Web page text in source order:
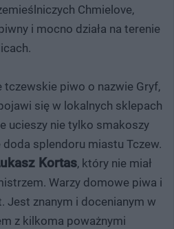
Chmielove,
i mocno działa na terenie
tczewskie piwo o nazwie Gryf,
się w lokalnych sklepach
ucieszy nie tylko smakoszy
splendoru miastu Tczew.
Kortas, który nie miał
Warzy domowe piwa i
Jest znanym i docenianym w
z kilkoma poważnymi